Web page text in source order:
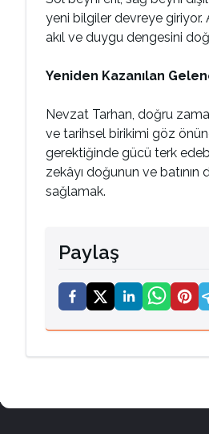
yeni bilgiler devreye giriyor.
akıl ve duygu dengesini
Yeniden Kazanılan
Nevzat Tarhan, doğru
ve tarihsel birikimi göz
gerektiğinde gücü terk
zekâyı doğunun ve
sağlamak.
Paylaş